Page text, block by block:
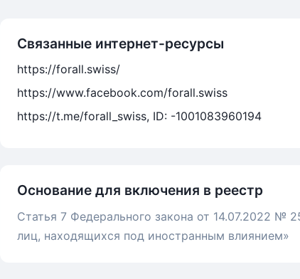
Связанные интернет-ресурсы
https://forall.swiss/
https://www.facebook.com/forall.swiss
https://t.me/forall_swiss, ID: -1001083960194
Основание для включения в реестр
Статья 7 Федерального закона от 14.07.2022 №
лиц, находящихся под иностранным влиянием»